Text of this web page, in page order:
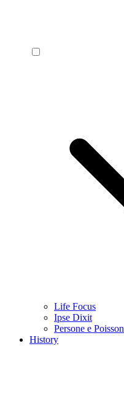
Life Focus
Ipse Dixit
Persone e Poisson
History